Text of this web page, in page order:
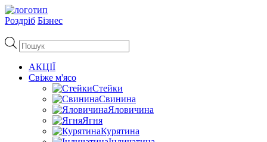
Роздріб Бізнес
Пошук
товарів
АКЦІЇ
Свіже м'ясо
Стейки
Свинина
Яловичина
Ягня
Курятина